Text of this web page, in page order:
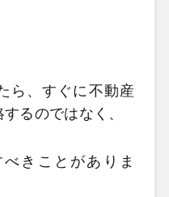
ら、すぐに不動産
るのではなく、
きことがありま